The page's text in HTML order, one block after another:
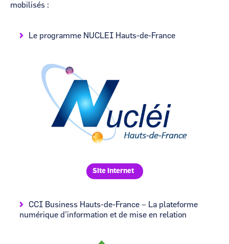
mobilisés :
Le programme NUCLEI Hauts-de-France
Image
Site internet
CCI Business Hauts-de-France – La plateforme
numérique d’information et de mise en relation